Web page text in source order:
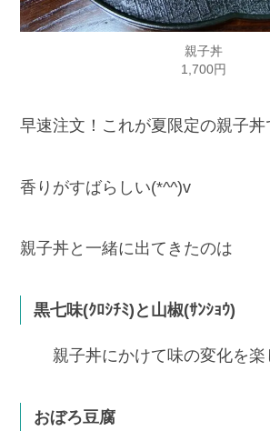
親子丼
1,700円
早速注文！これが夏限定の親子丼
香りがすばらしい(*^^)v
親子丼と一緒に出てきたのは
黒七味(ｸﾛｼﾁﾐ)と山椒(ｻﾝｼｮｳ)
親子丼にかけて味の変化を楽
おぼろ豆腐